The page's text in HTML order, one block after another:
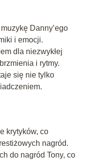
Danny’ego
i emocji.
dla niezwykłej
i rytmy.
się nie tylko
krytyków, co
nagród.
do nagród Tony, co